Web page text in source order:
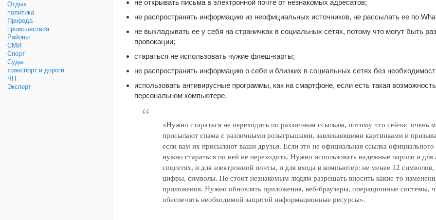
Отдых
политика
Природа
происшествия
Районы
СМИ
Спорт
Суды
транспорт и дороги
ЧП
Эксперт
не открывать письма в электронной почте от незнакомых адресатов;
не распространять информацию из неофициальных источников, не рассылать ее по
не выкладывать ее у себя на страничках в социальных сетях, потому что могут быть
провокации;
стараться не использовать чужие флеш-карты;
не распространять информацию о себе и близких в социальных сетях без
использовать антивирусные программы, как на смартфоне, если есть такая
персональном компьютере.
«Нужно стараться не переходить по различным ссылкам, потому что сейчас очень
присылают спама с различными розыгрышами, завлекающими картинками и
если вам их присылают ваши друзья. Если это не официальная ссылка официального
нужно стараться по ней не переходить. Нужно использовать надежные пароли и для
соцсетях, и для электронной почты, и для входа в компьютер: не менее 12 символов,
цифры, символы. Не стоит незнакомым людям разрешать вносить какие-то
приложения. Нужно обновлять приложения, веб-браузеры, операционные системы,
обеспечить необходимой защитой информационные ресурсы».